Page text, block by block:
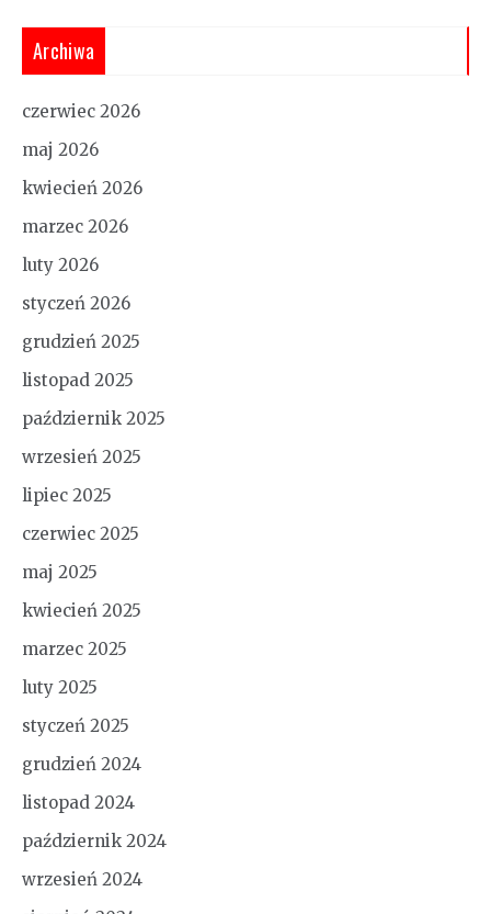
Archiwa
czerwiec 2026
maj 2026
kwiecień 2026
marzec 2026
luty 2026
styczeń 2026
grudzień 2025
listopad 2025
październik 2025
wrzesień 2025
lipiec 2025
czerwiec 2025
maj 2025
kwiecień 2025
marzec 2025
luty 2025
styczeń 2025
grudzień 2024
listopad 2024
październik 2024
wrzesień 2024